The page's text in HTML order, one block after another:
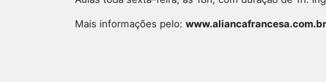
Mais informações pelo: www.aliancafrancesa.com.br